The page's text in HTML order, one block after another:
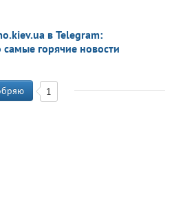
в Telegram:
горячие новости
1